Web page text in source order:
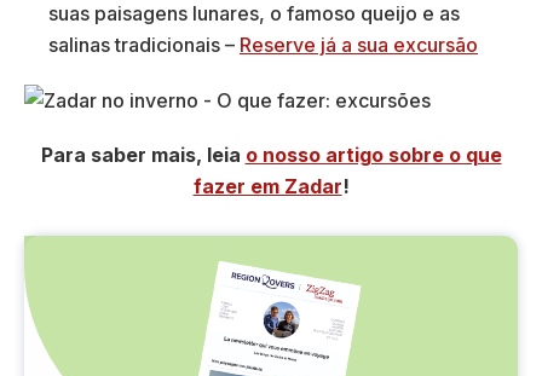
suas paisagens lunares, o famoso queijo e as
salinas tradicionais – Reserve já a sua excursão
Para saber mais, leia o nosso artigo sobre o que
fazer em Zadar!